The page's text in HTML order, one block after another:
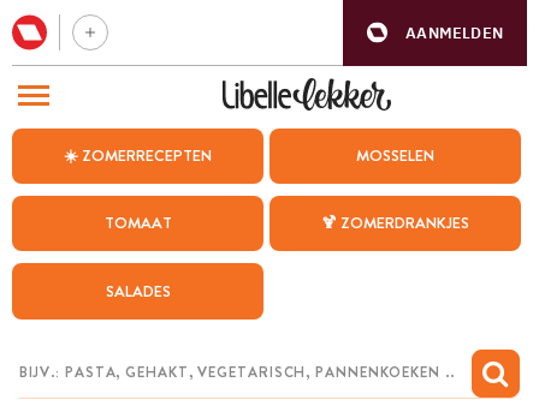
AANMELDEN
☀️ ZOMERRECEPTEN MOSSELEN
TOMAAT 🍹 ZOMERDRANKJES
SALADES
BEZOEK ONZE ANDERE WEBSITES
WEEKMENU
CHAT MET MAIA
MIJN BEWAARDE RECEPTEN